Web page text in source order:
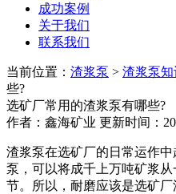
成功案例
关于我们
联系我们
当前位置： 渣浆泵 > 渣浆泵知
些?
选矿厂常用的渣浆泵有哪些?
作者：鑫海矿业 更新时间：
渣浆泵在选矿厂的日常运作
泵，可以将成千上万吨矿浆
节。所以，耐磨应该是选矿